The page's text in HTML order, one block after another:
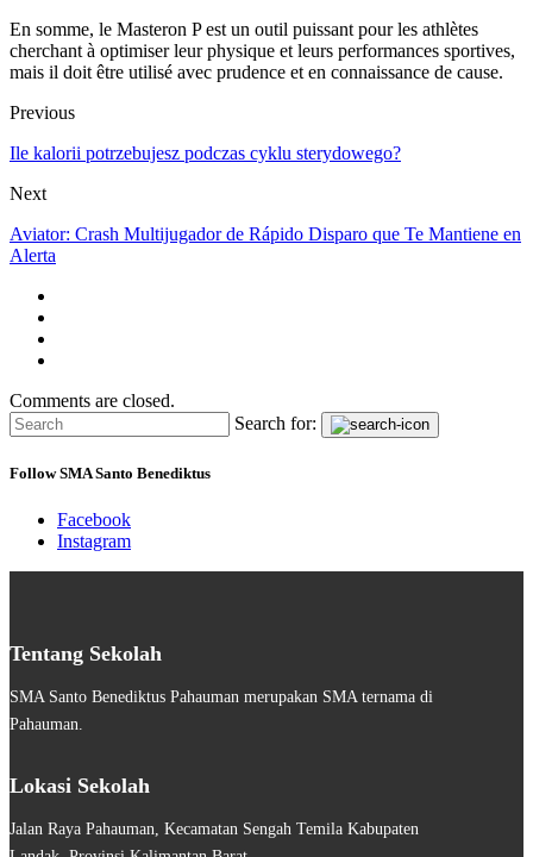
En somme, le Masteron P est un outil puissant pour les athlètes
cherchant à optimiser leur physique et leurs performances sportives,
mais il doit être utilisé avec prudence et en connaissance de cause.
Previous
Ile kalorii potrzebujesz podczas cyklu sterydowego?
Next
Aviator: Crash Multijugador de Rápido Disparo que Te Mantiene en
Alerta
Comments are closed.
Search for:
Follow SMA Santo Benediktus
Facebook
Instagram
Tentang Sekolah
SMA Santo Benediktus Pahauman merupakan SMA ternama di
Pahauman.
Lokasi Sekolah
Jalan Raya Pahauman, Kecamatan Sengah Temila Kabupaten